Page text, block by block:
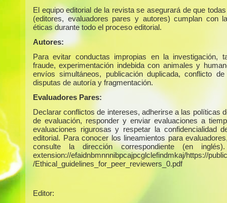
El equipo editorial de la revista se asegurará de que
(editores, evaluadores pares y autores) cumplan con
éticas durante todo el proceso editorial.
Autores:
Para evitar conductas impropias en la investigación,
fraude, experimentación indebida con animales y
envíos simultáneos, publicación duplicada, conflicto de
disputas de autoría y fragmentación.
Evaluadores Pares:
Declarar conflictos de intereses, adherirse a las políticas
de evaluación, responder y enviar evaluaciones a
evaluaciones rigurosas y respetar la confidencialidad
editorial. Para conocer los lineamientos para
consulte la dirección correspondiente (en
extension://efaidnbmnnnibpcajpcglclefindmkaj/https://
/Ethical_guidelines_for_peer_reviewers_0.pdf
Editor: